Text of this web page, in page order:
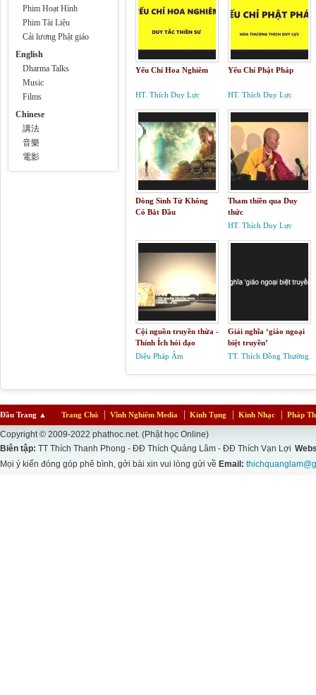
Phim Hoạt Hình
Phim Tài Liệu
Cải lương Phật giáo
English
Dharma Talks
Music
Films
Chinese
講法
音樂
電影
Yếu Chỉ Hoa Nghiêm
HT. Thích Duy Lực
Yếu Chỉ Phật Pháp
HT. Thích Duy Lực
Dòng Sinh Tử Không
Có Bắt Đầu
Tham thiền qua Duy
thức
HT. Thích Duy Lực
Cội nguồn truyền thừa -
Thỉnh Ích hỏi đạo
Diệu Pháp Âm
Giải nghĩa ‘giáo ngoại
biệt truyền’
TT. Thích Đồng Thường
Đầu Trang ▲ Trang Chủ Vĩnh Nghiêm Media Kinh Tụng Kinh Nhạc Pháp
Copyright © 2009-2022 phathoc.net. (Phật học Online)
Biên tập: TT Thích Thanh Phong - ĐĐ Thích Quảng Lâm - ĐĐ Thích Vạn Lợi
Mọi ý kiến đóng góp phê bình, gởi bài xin vui lòng gửi về Email: